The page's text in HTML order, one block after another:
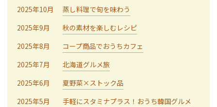
2025年10月
蒸し料理で旬を味わう
2025年9月
秋の素材を楽しむレシピ
2025年8月
コープ商品でおうちカフェ
2025年7月
北海道グルメ旅
2025年6月
夏野菜×ストック品
2025年5月
手軽にスタミナプラス！おうち韓国グルメ